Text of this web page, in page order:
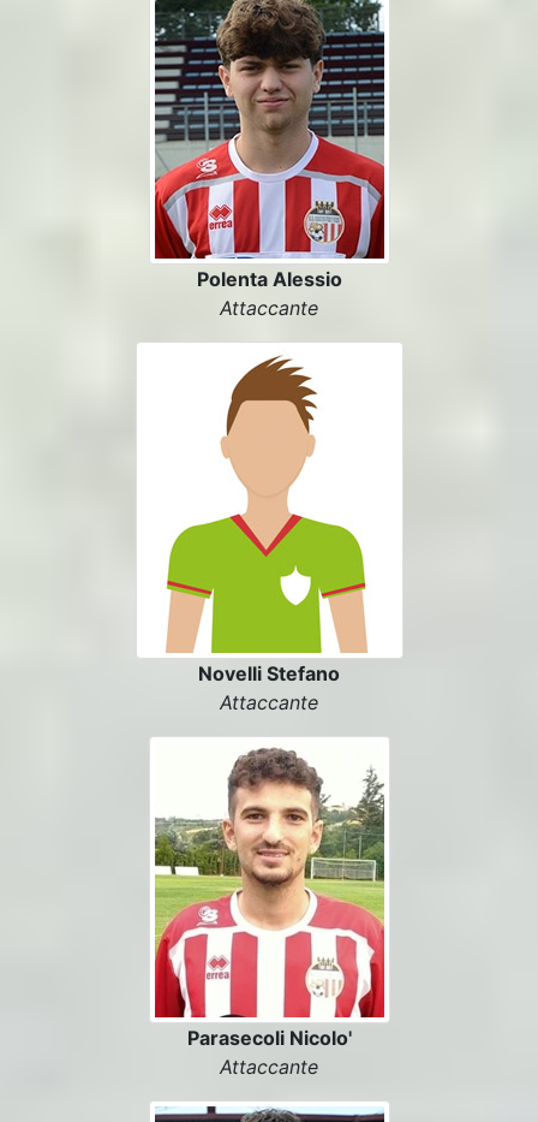
Polenta Alessio
Attaccante
Novelli Stefano
Attaccante
Parasecoli Nicolo'
Attaccante